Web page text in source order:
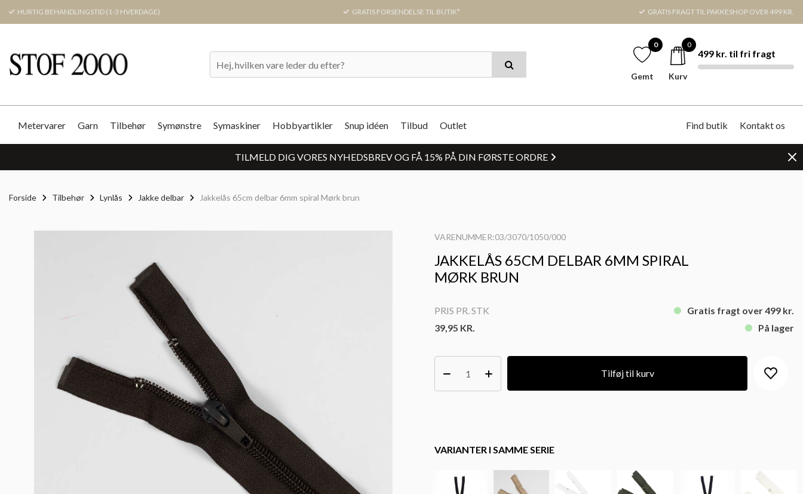
HURTIG BEHANDLINGSTID (1-3 HVERDAGE) GRATIS FORSENDELSE TIL BUTIK* GRATIS FRAGT TIL PAKKESHOP OVER 499 KR.
0
Gemt
0
Kurv
499 kr. til fri fragt
Metervarer Garn Tilbehør Symønstre Symaskiner Hobbyartikler Snup idéen Tilbud Outlet Find butik Kontakt os
TILMELD DIG VORES NYHEDSBREV OG FÅ 15% PÅ DIN FØRSTE ORDRE
Forside Tilbehør Lynlås Jakke delbar Jakkelås 65cm delbar 6mm spiral Mørk brun
VARENUMMER:03/3070/1050/000
JAKKELÅS 65CM DELBAR 6MM SPIRAL
MØRK BRUN
PRIS PR. STK
39,95 KR.
Gratis fragt over 499 kr.
På lager
Tilføj til kurv
VARIANTER I SAMME SERIE